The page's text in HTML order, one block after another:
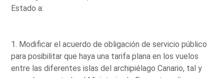
Estado a:
1. Modificar el acuerdo de obligación de servicio público
para posibilitar que haya una tarifa plana en los vuelos
entre las diferentes islas del archipiélago Canario, tal y